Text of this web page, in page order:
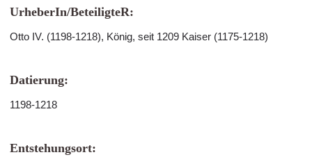
UrheberIn/BeteiligteR:
Otto IV. (1198-1218), König, seit 1209 Kaiser (1175-1218)
Datierung:
1198-1218
Entstehungsort: